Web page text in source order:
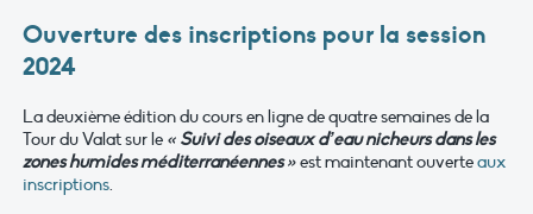
Ouverture des inscriptions pour la session
2024
La deuxième édition du cours en ligne de quatre semaines de la
Tour du Valat sur le « Suivi des oiseaux d’eau nicheurs dans les
zones humides méditerranéennes »est maintenant ouverteaux
inscriptions.